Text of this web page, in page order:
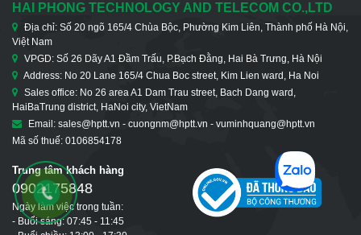
HAI PHONG TECHNOLOGY AND TELECOM CO.,LTD
Địa chỉ: Số 20 ngõ 165/4 Chùa Bộc, Phường Kim Liên, Thành phố Hà Nội,
Việt Nam
VPGD: Số 26 Dãy A1 Đầm Trấu, P.Bạch Đằng, Hai Bà Trưng, Hà Nội
Address: No 20 Lane 165/4 Chua Boc street, Kim Lien ward, Ha Noi
Sales office: No 26 area A1 Dam Trau street, Bach Dang ward,
HaiBaTrung district, HaNoi city, VietNam
Email: sales@hptt.vn - cuongnm@hptt.vn - vuminhquang@hptt.vn
Mã số thuế: 0106854178
Trung tâm khách hàng
0902175848
Ngày làm việc trong tuần:
- Buổi sáng: 07:45 - 11:45